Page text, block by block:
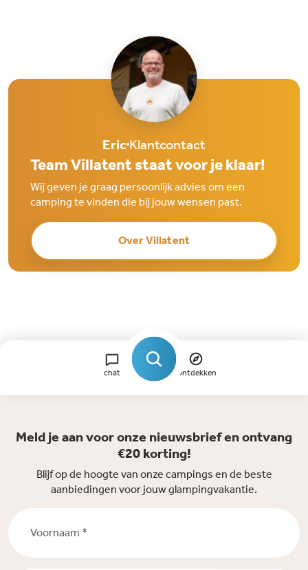
Eric Klantcontact
Team Villatent staat voor je klaar!
Wij geven je graag persoonlijk advies om een
camping te vinden die bij jouw wensen past.
Over Villatent
chat Ontdekken
Meld je aan voor onze nieuwsbrief en ontvang
€20 korting!
Blijf op de hoogte van onze campings en de beste
aanbiedingen voor jouw glampingvakantie.